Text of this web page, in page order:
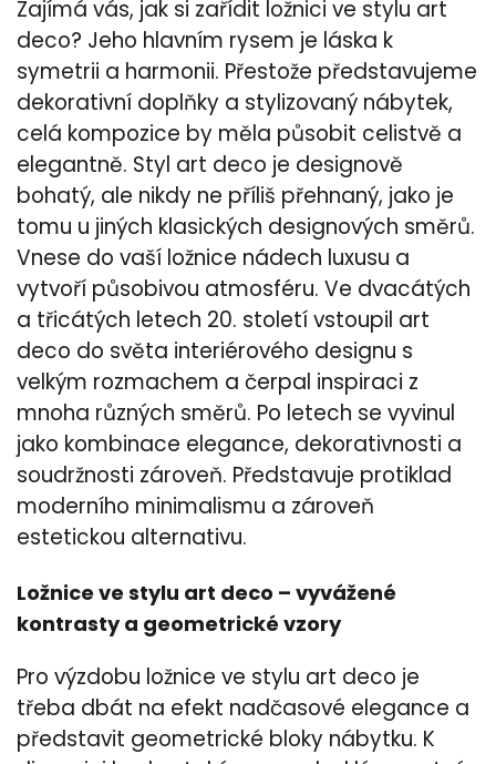
Zajímá vás, jak si zařídit ložnici ve stylu art
deco? Jeho hlavním rysem je láska k
symetrii a harmonii. Přestože představujeme
dekorativní doplňky a stylizovaný nábytek,
celá kompozice by měla působit celistvě a
elegantně. Styl art deco je designově
bohatý, ale nikdy ne příliš přehnaný, jako je
tomu u jiných klasických designových směrů.
Vnese do vaší ložnice nádech luxusu a
vytvoří působivou atmosféru. Ve dvacátých
a třicátých letech 20. století vstoupil art
deco do světa interiérového designu s
velkým rozmachem a čerpal inspiraci z
mnoha různých směrů. Po letech se vyvinul
jako kombinace elegance, dekorativnosti a
soudržnosti zároveň. Představuje protiklad
moderního minimalismu a zároveň
estetickou alternativu.
Ložnice ve stylu art deco – vyvážené
kontrasty a geometrické vzory
Pro výzdobu ložnice ve stylu art deco je
třeba dbát na efekt nadčasové elegance a
představit geometrické bloky nábytku. K